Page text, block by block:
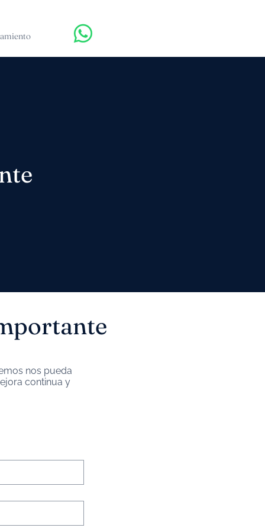
nos pueda
continua y